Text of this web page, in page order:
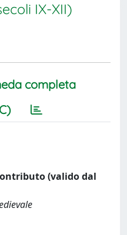
IX-XII)
completa
(valido dal